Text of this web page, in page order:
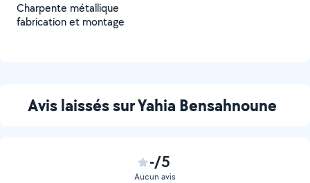
Charpente métallique
fabrication et montage
Avis laissés sur Yahia Bensahnoune
-/5
Aucun avis